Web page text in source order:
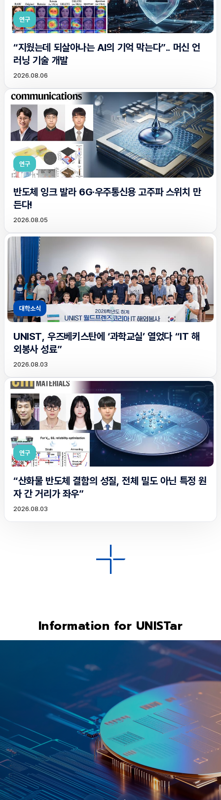
연구
“지웠는데 되살아나는 AI의 기억 막는다”.. 머신 언
러닝 기술 개발
2026.08.06
연구
반도체 잉크 발라 6G·우주통신용 고주파 스위치 만
든다!
2026.08.05
대학소식
UNIST, 우즈베키스탄에 ‘과학교실’ 열었다 “IT 해
외봉사 성료”
2026.08.03
연구
“산화물 반도체 결함의 성질, 전체 밀도 아닌 특정 원
자 간 거리가 좌우”
2026.08.03
Information for UNISTar